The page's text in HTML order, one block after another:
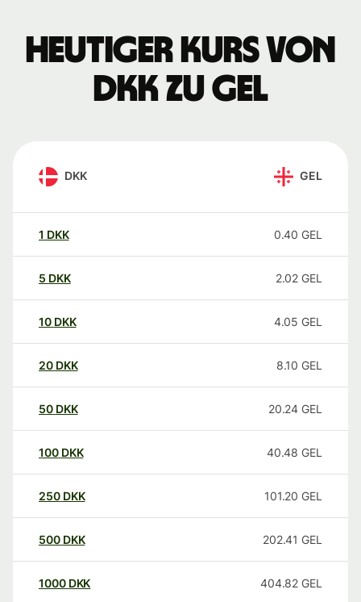
Heutiger Kurs von
DKK zu GEL
DKK GEL
1 DKK 0.40 GEL
5 DKK 2.02 GEL
10 DKK 4.05 GEL
20 DKK 8.10 GEL
50 DKK 20.24 GEL
100 DKK 40.48 GEL
250 DKK 101.20 GEL
500 DKK 202.41 GEL
1000 DKK 404.82 GEL